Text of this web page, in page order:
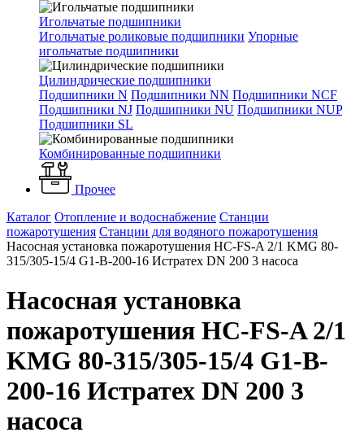
Игольчатые подшипники
Игольчатые роликовые подшипники Упорные
игольчатые подшипники
Цилиндрические подшипники
Подшипники N Подшипники NN Подшипники NCF
Подшипники NJ Подшипники NU Подшипники NUP
Подшипники SL
Комбинированные подшипники
Прочее
Каталог Отопление и водоснабжение Станции
пожаротушения Станции для водяного пожаротушения
Насосная установка пожаротушения HC-FS-A 2/1 KMG 80-
315/305-15/4 G1-B-200-16 Истратех DN 200 3 насоса
Насосная установка
пожаротушения HC-FS-A 2/1
KMG 80-315/305-15/4 G1-B-
200-16 Истратех DN 200 3
насоса